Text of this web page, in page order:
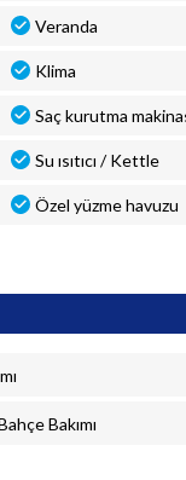
Veranda
Klima
Saç kurutma
Su ısıtıcı / Kettle
Özel yüzme havuzu
Bakımı